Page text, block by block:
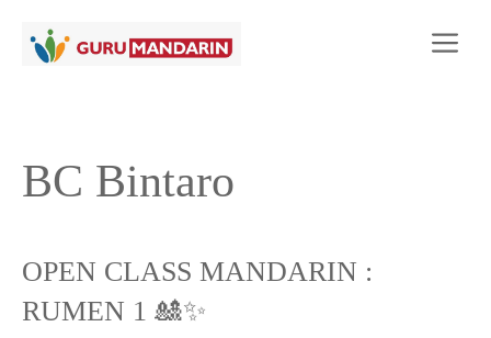
BC Bintaro
OPEN CLASS MANDARIN :
RUMEN 1 🎎✨